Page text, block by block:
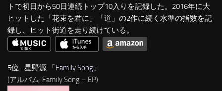
トで初日から50日連続トップ10入りを記録した。2016年に大
ヒットした「花束を君に」「道」の2作に続く水準の指数を記
録し、ヒット街道を走り続けている。
5位…星野源 「Family Song 」
(アルバム: Family Song – EP)